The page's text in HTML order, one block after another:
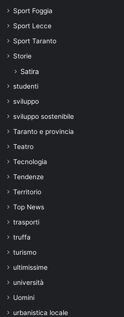
Sport Foggia
Sport Lecce
Sport Taranto
Storie
Satira
studenti
sviluppo
sviluppo sostenibile
Taranto e provincia
Teatro
Tecnologia
Tendenze
Territorio
Top News
trasporti
truffa
turismo
ultimissime
università
Uomini
urbanistica locale